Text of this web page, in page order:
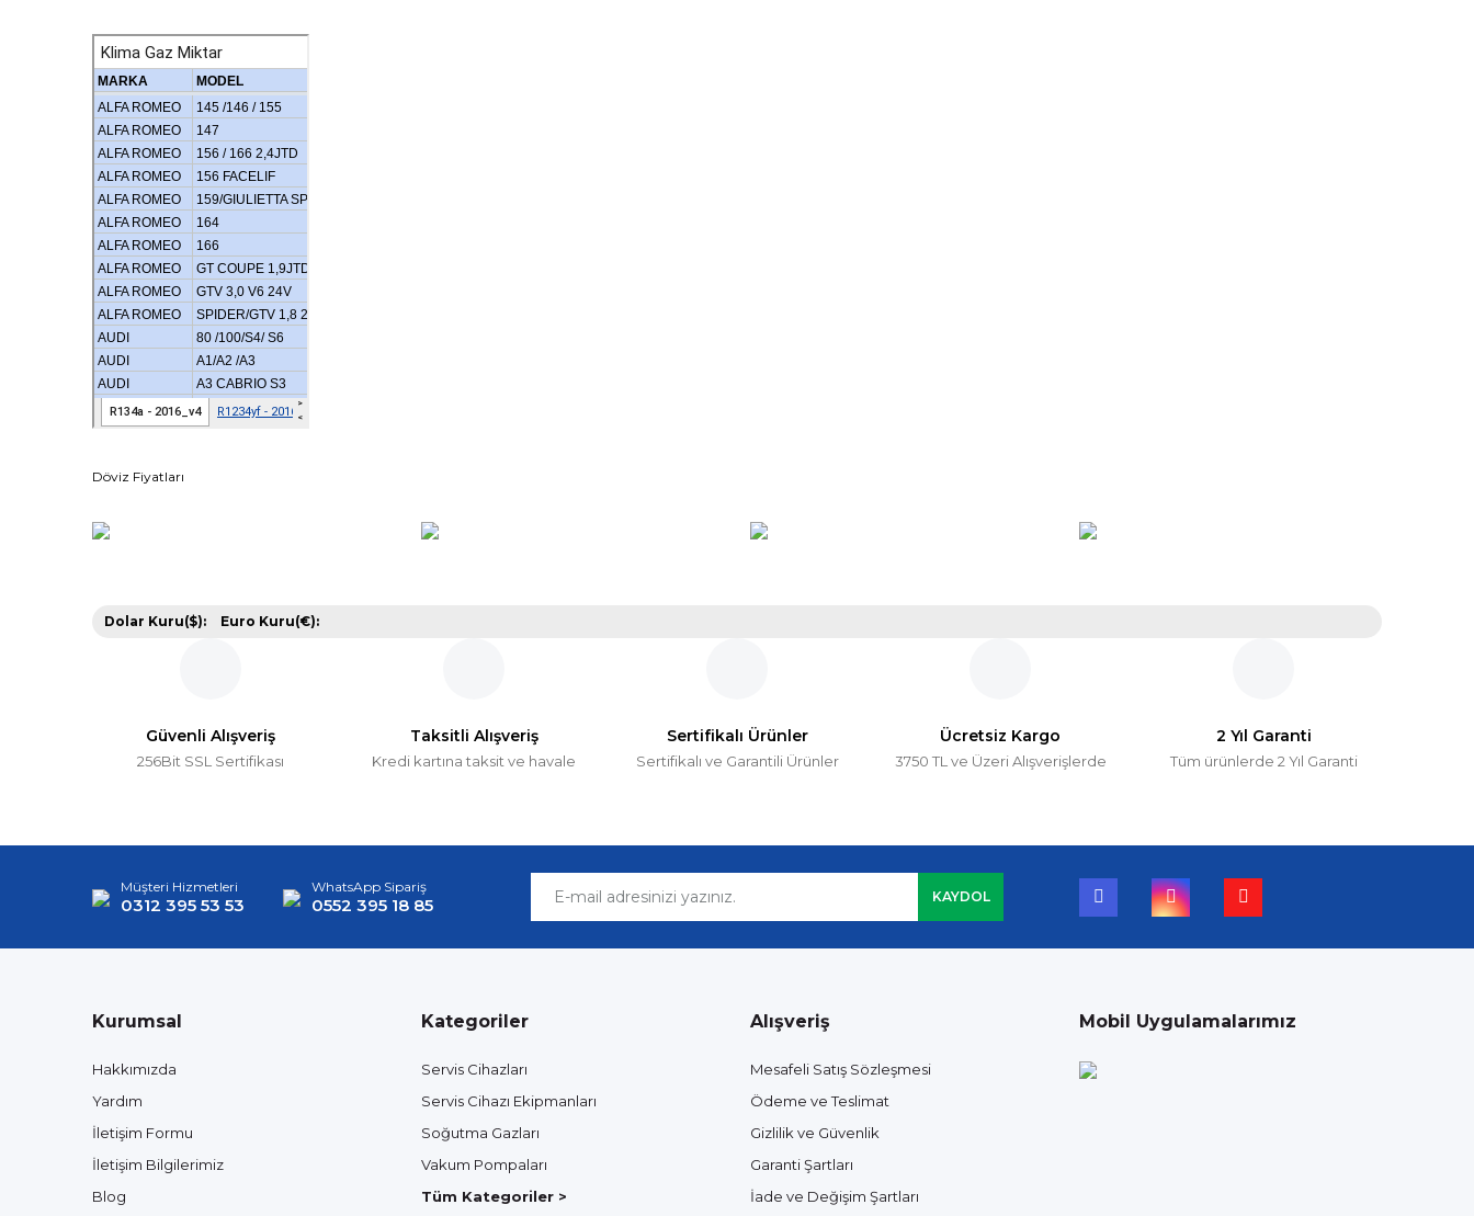
Döviz Fiyatları
Dolar Kuru($): Euro Kuru(€):
Güvenli Alışveriş
256Bit SSL Sertifikası
Taksitli Alışveriş
Kredi kartına taksit ve havale
Sertifikalı Ürünler
Sertifikalı ve Garantili Ürünler
Ücretsiz Kargo
3750 TL ve Üzeri Alışverişlerde
2 Yıl Garanti
Tüm ürünlerde 2 Yıl Garanti
Müşteri Hizmetleri
0312 395 53 53
WhatsApp Sipariş
0552 395 18 85 KAYDOL
Kurumsal
Hakkımızda
Yardım
İletişim Formu
İletişim Bilgilerimiz
Blog
Kategoriler
Servis Cihazları
Servis Cihazı Ekipmanları
Soğutma Gazları
Vakum Pompaları
Tüm Kategoriler >
Alışveriş
Mesafeli Satış Sözleşmesi
Ödeme ve Teslimat
Gizlilik ve Güvenlik
Garanti Şartları
İade ve Değişim Şartları
Mobil Uygulamalarımız